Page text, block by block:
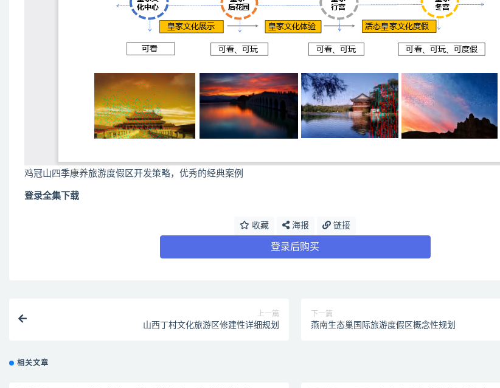
鸡冠山四季康养旅游度假区开发策略，优秀的经典案例
登录全集下载
收藏 海报 链接
登录后购买
上一篇
山西丁村文化旅游区修建性详细规划
下一篇
燕南生态巢国际旅游度假区概念性规划
相关文章